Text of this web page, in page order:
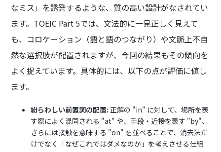
なミス」を誘発するような、質の高い設計がなされてい
ます。TOEIC Part 5では、文法的に一見正しく見えて
も、コロケーション（語と語のつながり）や文脈上不自
然な選択肢が配置されますが、今回の結果もその傾向を
よく捉えています。具体的には、以下の点が評価に値し
ます。
紛らわしい前置詞の配置: 正解の "in" に対して、場所を表
す際によく混同される "at" や、手段・近接を表す "by"、
さらには接触を意味する "on" を並べることで、消去法だ
けでなく「なぜこれではダメなのか」を考えさせる仕組